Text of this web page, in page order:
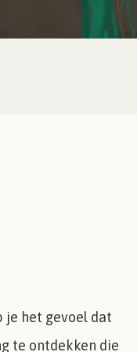
je het gevoel dat
te ontdekken die